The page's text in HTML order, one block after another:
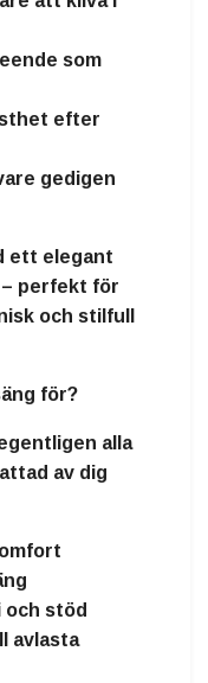
som
efter
gedigen
ett elegant
– perfekt för
och stilfull
för?
alla
av dig
stöd
avlasta